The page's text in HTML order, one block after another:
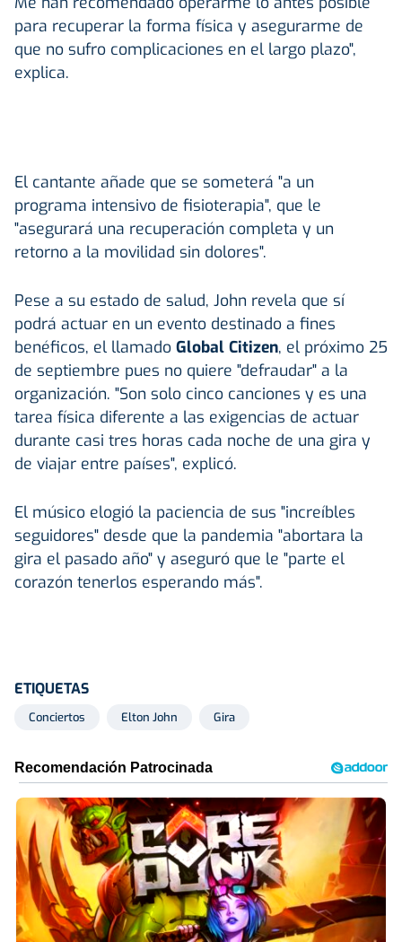
para recuperar la forma física y asegurarme de
que no sufro complicaciones en el largo plazo",
explica.
El cantante añade que se someterá "a un
programa intensivo de fisioterapia", que le
"asegurará una recuperación completa y un
retorno a la movilidad sin dolores".
Pese a su estado de salud, John revela que sí
podrá actuar en un evento destinado a fines
benéficos, el llamado Global Citizen, el próximo 25
de septiembre pues no quiere "defraudar" a la
organización. "Son solo cinco canciones y es una
tarea física diferente a las exigencias de actuar
durante casi tres horas cada noche de una gira y
de viajar entre países", explicó.
El músico elogió la paciencia de sus "increíbles
seguidores" desde que la pandemia "abortara la
gira el pasado año" y aseguró que le "parte el
corazón tenerlos esperando más".
ETIQUETAS
Conciertos Elton John Gira